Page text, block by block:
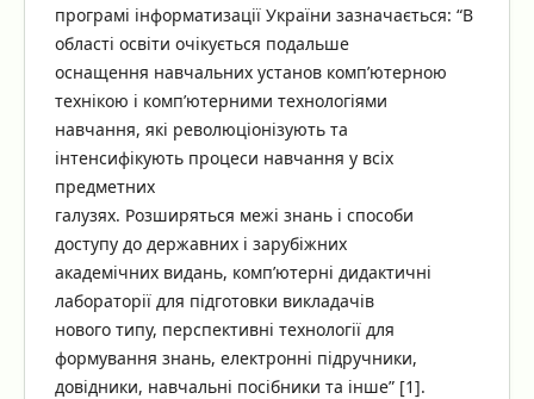
програмі інформатизації України зазначається: “В
області освіти очікується подальше
оснащення навчальних установ комп’ютерною
технікою і комп’ютерними технологіями
навчання, які революціонізують та
інтенсифікують процеси навчання у всіх
предметних
галузях. Розширяться межі знань і способи
доступу до державних і зарубіжних
академічних видань, комп’ютерні дидактичні
лабораторії для підготовки викладачів
нового типу, перспективні технології для
формування знань, електронні підручники,
довідники, навчальні посібники та інше” [1].